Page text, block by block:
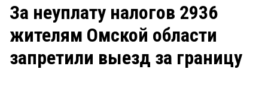
ЗАКОН Рейтинги
Блоги
Архив
За неуплату налогов 2936
жителям Омской области
запретили выезд за границу